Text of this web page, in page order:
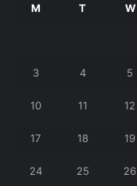
M T W
3 4 5
10 11 12
17 18 19
24 25 26